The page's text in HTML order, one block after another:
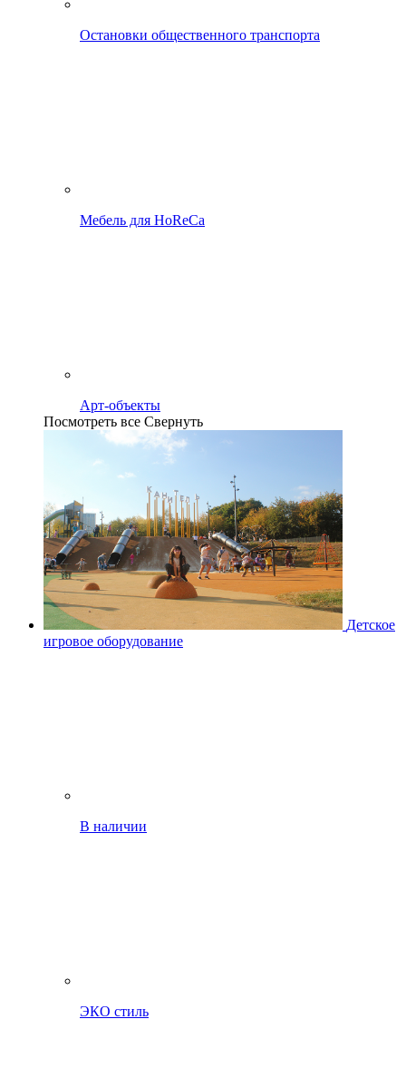
Остановки общественного транспорта
Мебель для HoReCa
Арт-объекты
Посмотреть все Свернуть
Детское
игровое оборудование
В наличии
ЭКО стиль